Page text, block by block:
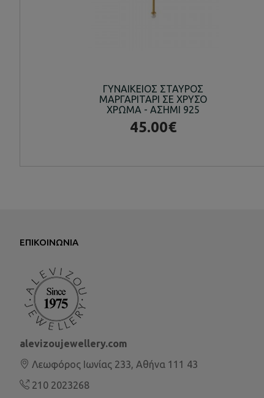
ΓΥΝΑΙΚΕΙΟΣ ΣΤΑΥΡΟΣ
ΜΑΡΓΑΡΙΤΑΡΙ ΣΕ ΧΡΥΣΟ
ΧΡΩΜΑ - ΑΣΗΜΙ 925
45.00€
ΕΠΙΚΟΙΝΩΝΊΑ
alevizoujewellery.com
Λεωφόρος Ιωνίας 233, Αθήνα 111 43
210 2023268